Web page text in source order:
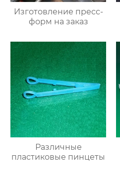
Изготовление пресс-
форм на заказ
Различные
пластиковые пинцеты